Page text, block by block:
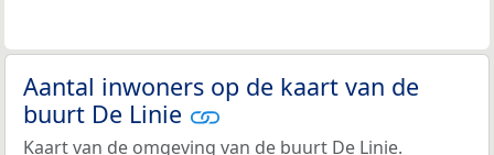
Aantal inwoners op de kaart van de
buurt De Linie
Kaart van de omgeving van de buurt De Linie.